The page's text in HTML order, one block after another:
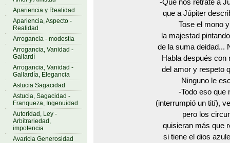
Apariencia y Realidad
Apariencia, Aspecto -
Realidad
Arrogancia - modestía
Arrogancia, Vanidad -
Gallardí
Arrogancia, Vanidad -
Gallardía, Elegancia
Astucia Sagacidad
Astucia, Sagacidad -
Franqueza, Ingenuidad
Autoridad, Ley -
Arbitrariedad,
impotencia
Avaricia Generosidad
-Que nos retrate a
que a Júpiter
Tose el mono
la majestad
de la suma deidad...
Habla después con
del amor y respeto
Ninguno le
-Todo eso que
(interrumpió un tití),
pero los
quisieran más que
si tiene el dios